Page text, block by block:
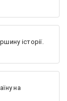
історії.
на